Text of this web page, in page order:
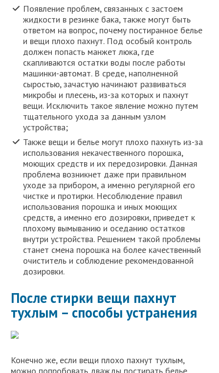
Появление проблем, связанных с застоем
жидкости в резинке бака, также могут быть
ответом на вопрос, почему постиранное белье
и вещи плохо пахнут. Под особый контроль
должен попасть манжет люка, где
скапливаются остатки воды после работы
машинки-автомат. В среде, наполненной
сыростью, зачастую начинают развиваться
микробы и плесень, из-за которых и пахнут
вещи. Исключить такое явление можно путем
тщательного ухода за данным узлом
устройства;
Также вещи и белье могут плохо пахнуть из-за
использования некачественного порошка,
моющих средств и их передозировки. Данная
проблема возникнет даже при правильном
уходе за прибором, а именно регулярной его
чистке и протирки. Несоблюдение правил
использования порошка и иных моющих
средств, а именно его дозировки, приведет к
плохому вымыванию и оседанию остатков
внутри устройства. Решением такой проблемы
станет смена порошка на более качественный
очиститель и соблюдение рекомендованной
дозировки.
После стирки вещи пахнут
тухлым – способы устранения
Конечно же, если вещи плохо пахнут тухлым,
можно попробовать дважды постирать белье,